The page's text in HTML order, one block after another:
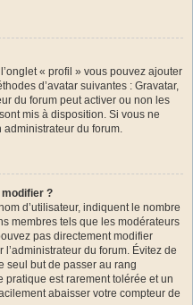
« profil » vous pouvez ajouter
d’avatar suivantes : Gravatar,
du forum peut activer ou non les
mis à disposition. Si vous ne
administrateur du forum.
modifier ?
d’utilisateur, indiquent le nombre
membres tels que les modérateurs
pas directement modifier
l’administrateur du forum. Évitez de
seul but de passer au rang
pratique est rarement tolérée et un
abaisser votre compteur de